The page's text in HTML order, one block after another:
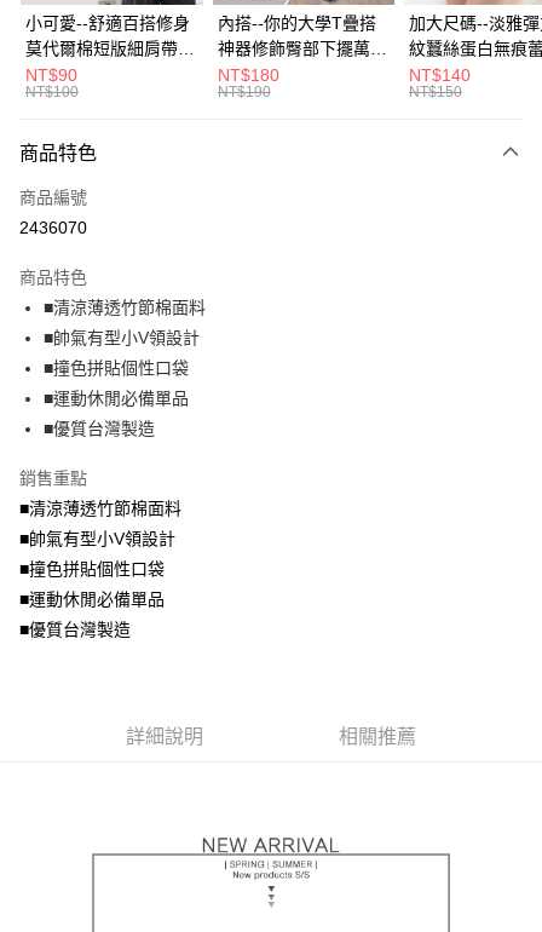
悠遊付
Google Pay
全盈+PAY
大哥付你分期
【大哥付你分期使用說明】
1.本服務由台灣大哥大提供，台灣大哥大用戶可立即使用無須另外申請。
流程，驗證手機門號後，選擇欲分期的期數、繳款截止日，確認付款後即完
成交易。
3.實際核准額度、可分期數及費用金額請依後續交易確認頁面所載為準。
4.訂單成立30分鐘內，如未前往確認交易或遇審核未通過，訂單將自動取
法說明評估內容。
【繳款方式說明】
1.分期款項不併入電信帳單，「大哥付你分期」於每月結算日後寄送繳費提
醒簡訊。
帳／街口支付／iPASS MONEY」等通路繳費。
【注意事項】
1.本服務係由「台灣大哥大股份有限公司」（以下簡稱本公司）所提供，讓
用戶於交易時，得透過本服務購買商品或服務，並由商店將買賣／分期付款
買賣價金債權讓與本公司後，依約使用本公司帳單繳交帳款。
資料（包含姓名、電話或地址）提供予台灣大哥大進項蒐集、處理及利用，
AFTEE先享後付
【關於「AFTEE先享後付」】
AFTEE先享後付是「在收到商品之後才付款」的支付方式。 讓您購物簡單
便利好安心！
１．簡單：不需註冊會員、不需綁卡、不需儲值。
２．便利：只要手機號碼，簡訊認證，即可結帳。
３．安心：先確認商品／服務後，再付款。
【「AFTEE先享後付」結帳流程】
結帳頁面，進行簡訊認證並確認金額後，即可完成結帳。
３．收到繳費通知簡訊後14天內，點擊此簡訊中的連結，可透過四大超商／
ATM／網路銀行／等多元方式進行付款，方視為交易完成。
※ 請注意：結帳手續完成當下不需立刻繳費，但若您需要取消訂單，請聯絡
購買商品的店家。未經商家同意取消之訂單仍視為有效，需透過AFTEE先享
後付繳納相關費用。
※ 交易是否成功請以「AFTEE先享後付 」之結帳頁面顯示為準，若有關於
１．透過由恩沛科技股份有限公司提供之「AFTEE先享後付」服務完成之交
３．未成年的使用者請事先徵得法定代理人或監護人之同意方可使用
「AFTEE先享後付」，若未經同意申辦者引起之損失，本公司不負相關責
４．使用「AFTEE先享後付」時，將依據個別帳號之用戶狀況，依本公司即
ATM付款
全家取貨付款
每筆NT$70，滿NT$699(含以上)免運費
付款後全家取貨
每筆NT$70，滿NT$699(含以上)免運費
7-11取貨付款
每筆NT$70，滿NT$799(含以上)免運費
付款後7-11取貨
每筆NT$100，滿NT$1,000(含以上)免運費
小可愛--舒適百搭修身
莫代爾棉短版細肩帶素
色背心(白.黑.灰L-2L)-
U582眼圈熊中大尺碼
NT$90
NT$100
內搭--你的大學T疊搭
神器修飾臀部下擺萬用
內搭裙/遮臀裙(黑2L-
6L)-Q155眼圈熊中大
NT$180
NT$190
加大尺碼--淡雅
紋蠶絲蛋白無痕
角內褲(白.粉.藍.
3L)-L28眼圈熊中
NT$140
NT$150
商品特色
商品編號
2436070
商品特色
■清涼薄透竹節棉面料
■帥氣有型小V領設計
■撞色拼貼個性口袋
■運動休閒必備單品
■優質台灣製造
銷售重點
■清涼薄透竹節棉面料
■帥氣有型小V領設計
■撞色拼貼個性口袋
■運動休閒必備單品
■優質台灣製造
詳細說明 相關推薦